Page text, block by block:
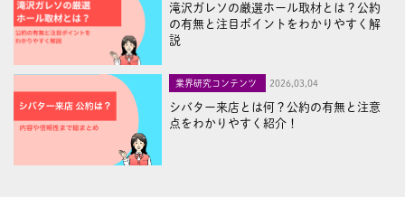
滝沢ガレソの厳選ホール取材とは？公約
の有無と注目ポイントをわかりやすく解
説
業界研究コンテンツ 2026,03,04
シバター来店とは何？公約の有無と注意
点をわかりやすく紹介！